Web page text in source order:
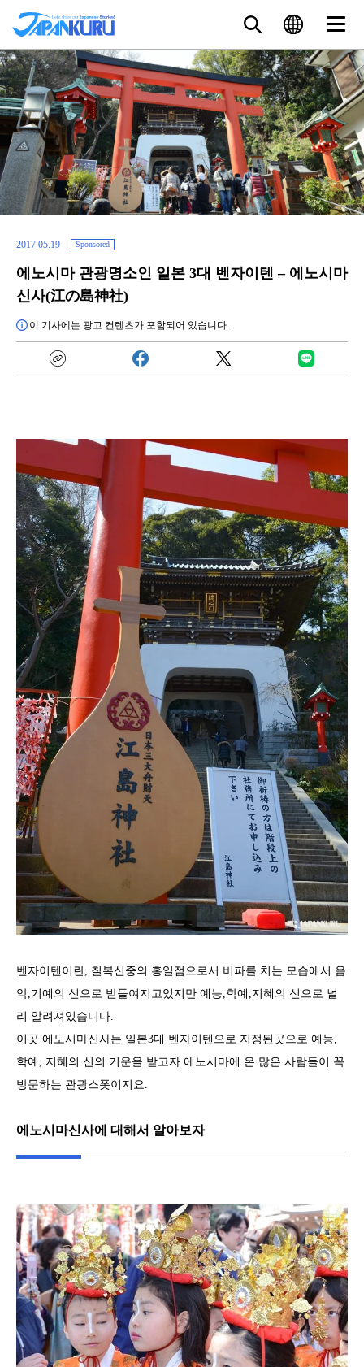
2017.05.19 Sponsored
에노시마 관광명소인 일본 3대 벤자이텐 – 에노시마
신사(江の島神社)
이 기사에는 광고 컨텐츠가 포함되어 있습니다.
벤자이텐이란, 칠복신중의 홍일점으로서 비파를 치는 모습에서 음
악,기예의 신으로 받들여지고있지만 예능,학예,지혜의 신으로 널
리 알려져있습니다.
이곳 에노시마신사는 일본3대 벤자이텐으로 지정된곳으로 예능,
학예, 지혜의 신의 기운을 받고자 에노시마에 온 많은 사람들이 꼭
방문하는 관광스폿이지요.
에노시마신사에 대해서 알아보자